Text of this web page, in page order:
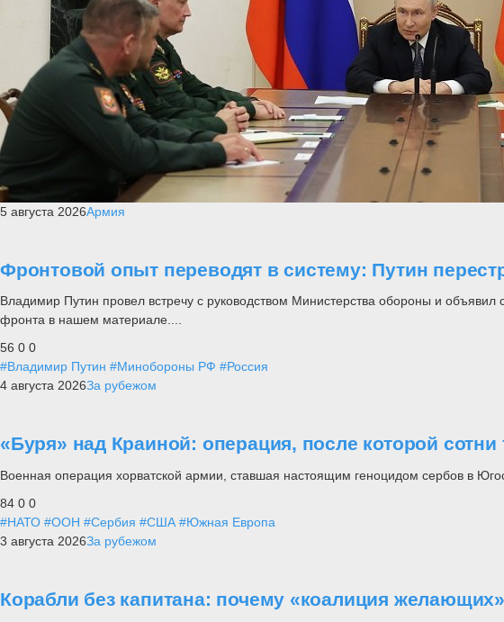
5 августа 2026Армия
Фронтовой опыт переводят в систему: Путин
Владимир Путин провел встречу с руководством Министерства обороны и
фронта в нашем материале....
56 0 0
#Владимир Путин #Минобороны РФ #Россия
4 августа 2026За рубежом
«Буря» над Краиной: операция, после которой
Военная операция хорватской армии, ставшая настоящим геноцидом сербов в
84 0 0
#НАТО #ООН #Сербия #США #Южная Европа
3 августа 2026За рубежом
Корабли без капитана: почему «коалиция